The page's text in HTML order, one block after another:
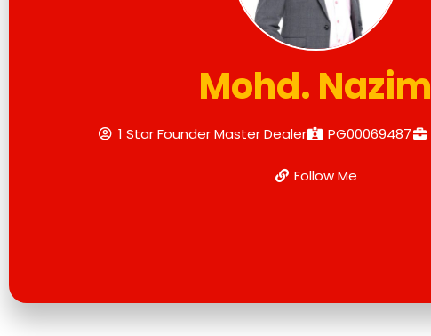
Mohd. Nazim
1 Star Founder Master Dealer PG00069487
Follow Me